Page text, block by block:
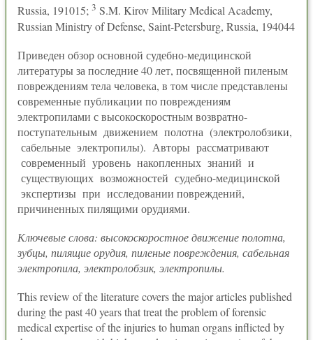
Russia, 191015; 3 S.M. Kirov Military Medical Academy,
Russian Ministry of Defense, Saint-Petersburg, Russia, 194044
Приведен обзор основной судебно-медицинской
литературы за последние 40 лет, посвященной пиленым
повреждениям тела человека, в том числе представлены
современные публикации по повреждениям
электропилами с высокоскоростным возвратно-
поступательным движением полотна (электролобзики,
сабельные электропилы). Авторы рассматривают
современный уровень накопленных знаний и
существующих возможностей судебно-медицинской
экспертизы при исследовании повреждений,
причиненных пилящими орудиями.
Ключевые слова: высокоскоростное движение полотна,
зубцы, пилящие орудия, пиленые повреждения, сабельная
электропила, электролобзик, электропилы.
This review of the literature covers the major articles published
during the past 40 years that treat the problem of forensic
medical expertise of the injuries to human organs inflicted by